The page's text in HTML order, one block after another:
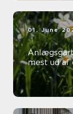
01. June
mest ud af